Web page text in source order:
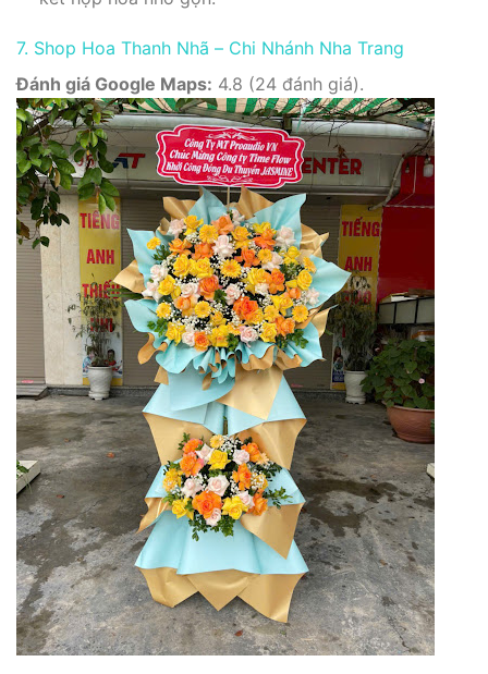
7. Shop Hoa Thanh Nhã – Chi Nhánh Nha Trang
Đánh giá Google Maps: 4.8 (24 đánh giá).